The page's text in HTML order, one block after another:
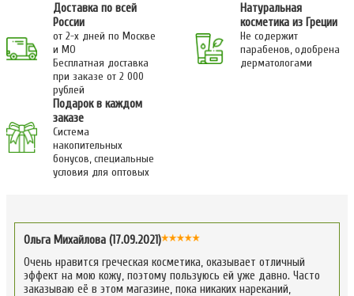
Доставка по всей
России
от 2-х дней по Москве
и МО
Бесплатная доставка
при заказе от 2 000
рублей
Натуральная
косметика из Греции
Не содержит
парабенов, одобрена
дерматологами
Подарок в каждом
заказе
Система
накопительных
бонусов, специальные
условия для оптовых
Ольга Михайлова (17.09.2021)
Очень нравится греческая косметика, оказывает отличный
эффект на мою кожу, поэтому пользуюсь ей уже давно. Часто
заказываю её в этом магазине, пока никаких нареканий,